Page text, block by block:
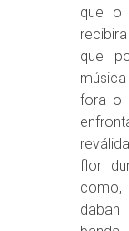
que o
que
fora o
flor
como,